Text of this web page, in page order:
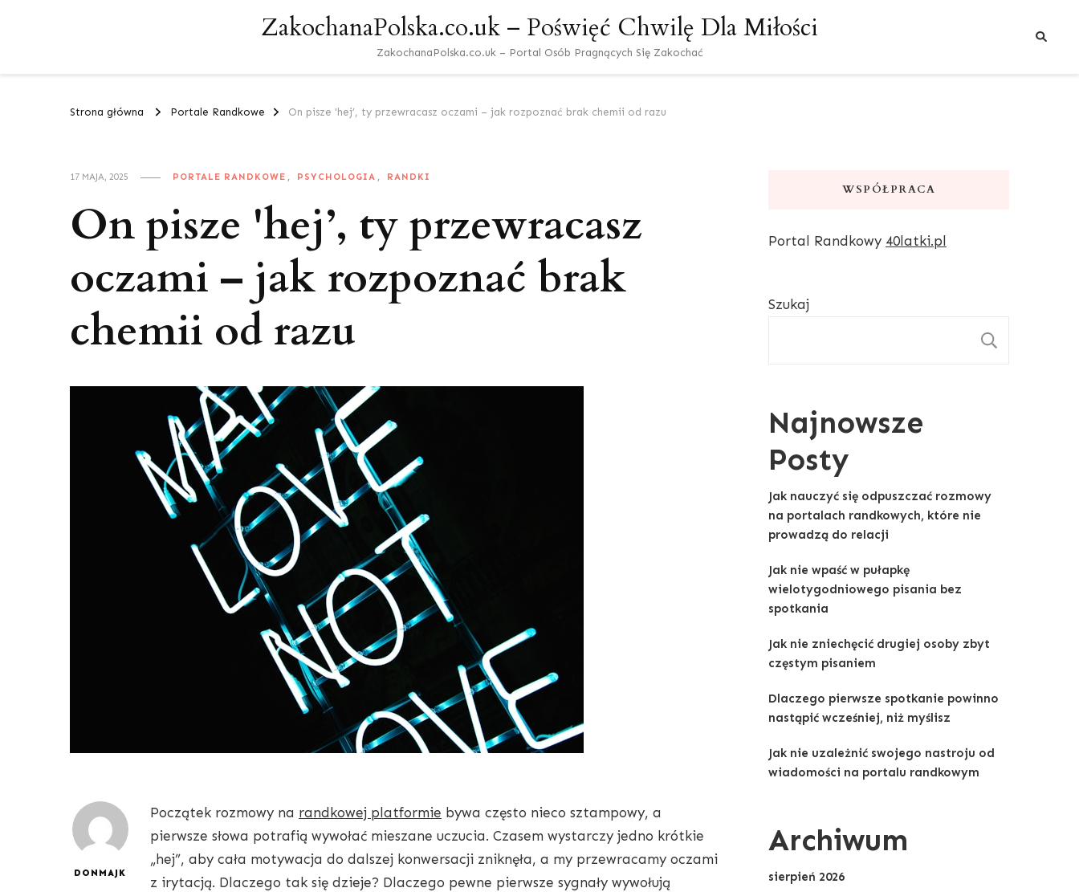
ZakochanaPolska.co.uk – Poświęć Chwilę Dla Miłości
ZakochanaPolska.co.uk – Portal Osób Pragnących Się Zakochać
Strona główna Portale Randkowe On pisze 'hej’, ty przewracasz oczami – jak rozpoznać brak chemii od razu
17 MAJA, 2025 PORTALE RANDKOWE PSYCHOLOGIA RANDKI
On pisze 'hej’, ty przewracasz
oczami – jak rozpoznać brak
chemii od razu
DONMAJK
Początek rozmowy na randkowej platformie bywa często nieco sztampowy, a
pierwsze słowa potrafią wywołać mieszane uczucia. Czasem wystarczy jedno krótkie
„hej”, aby cała motywacja do dalszej konwersacji zniknęła, a my przewracamy oczami
z irytacją. Dlaczego tak się dzieje? Dlaczego pewne pierwsze sygnały wywołują
WSPÓŁPRACA
Portal Randkowy 40latki.pl
Szukaj
Najnowsze
Posty
Jak nauczyć się odpuszczać rozmowy
na portalach randkowych, które nie
prowadzą do relacji
Jak nie wpaść w pułapkę
wielotygodniowego pisania bez
spotkania
Jak nie zniechęcić drugiej osoby zbyt
częstym pisaniem
Dlaczego pierwsze spotkanie powinno
nastąpić wcześniej, niż myślisz
Jak nie uzależnić swojego nastroju od
wiadomości na portalu randkowym
Archiwum
sierpień 2026